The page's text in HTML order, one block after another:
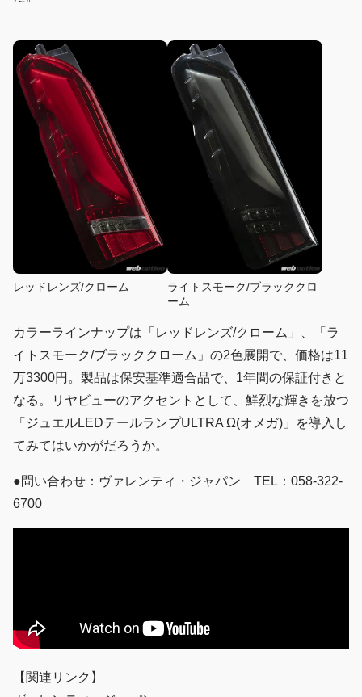
レッドレンズ/クローム
ライトスモーク/ブラッククロ
ーム
カラーラインナップは「レッドレンズ/クローム」、「ラ
イトスモーク/ブラッククローム」の2色展開で、価格は11
万3300円。製品は保安基準適合品で、1年間の保証付きと
なる。リヤビューのアクセントとして、鮮烈な輝きを放つ
「ジュエルLEDテールランプULTRA Ω(オメガ)」を導入し
てみてはいかがだろうか。
●問い合わせ：ヴァレンティ・ジャパン TEL：058-322-
6700
【関連リンク】